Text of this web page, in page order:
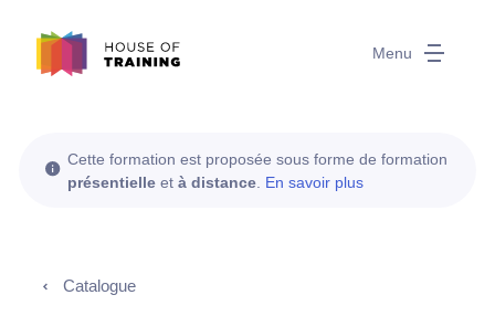
Menu
Cette formation est proposée sous forme de formation
présentielle et à distance En savoir plus
Catalogue